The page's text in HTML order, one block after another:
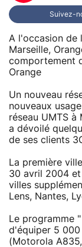
Suivez-
A l'occasion de
Marseille,
comportement
Orange
Un nouveau
nouveaux
réseau UMTS à
a dévoilé
de ses clients
La première
30 avril 2004
villes
Lens, Nantes,
Le programme
d'équiper 5 000
(Motorola